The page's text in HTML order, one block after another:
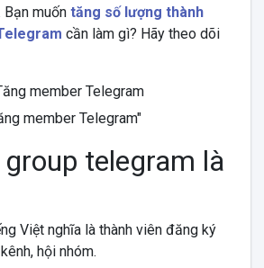
muốn tăng số lượng thành
cần làm gì? Hãy theo dõi
member Telegram"
telegram là
Việt nghĩa là thành viên đăng ký
hội nhóm.